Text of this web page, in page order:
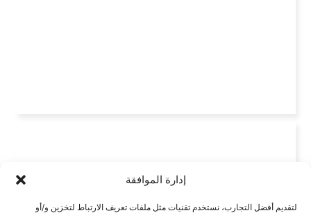
إدارة الموافقة
لتقديم أفضل التجارب، نستخدم تقنيات مثل ملفات تعريف الارتباط لتخزين و/أو